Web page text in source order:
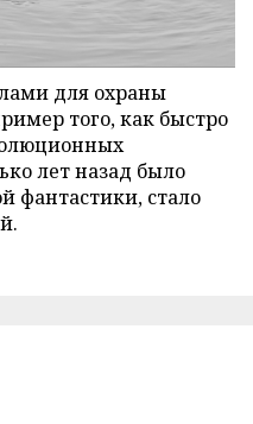
для охраны
того, как быстро
лет назад было
фантастики, стало